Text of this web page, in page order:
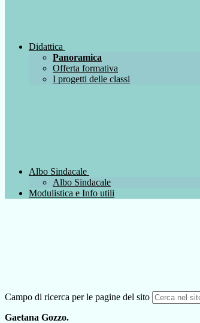
Didattica
Panoramica
Offerta formativa
I progetti delle classi
Albo Sindacale
Albo Sindacale
Modulistica e Info utili
Campo di ricerca per le pagine del sito
Gaetana Gozzo.